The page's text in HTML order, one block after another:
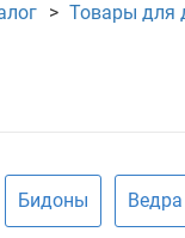
Товары для
Бидоны Ведра